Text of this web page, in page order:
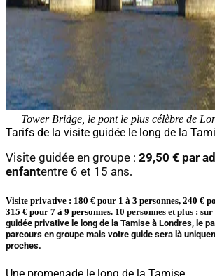
Tower Bridge, le pont le plus célèbre de
Tarifs de la visite guidée le long de la
Visite guidée en groupe : 29,50 € par
enfantentre 6 et 15 ans.
Visite privative : 180 € pour 1 à 3 personnes, 240 €
315 € pour 7 à 9 personnes. 10 personnes et plus :
guidée privative le long de la Tamise à Londres, le
parcours en groupe mais votre guide sera là
proches.